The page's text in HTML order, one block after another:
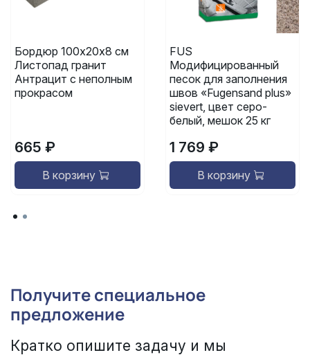
Бордюр 100х20х8 см
Листопад гранит
Антрацит с неполным
прокрасом
665 ₽
В корзину
FUS
Модифицированный
песок для заполнения
швов «Fugensand plus»
sievert, цвет серо-
белый, мешок 25 кг
1 769 ₽
В корзину
Получите специальное
предложение
Кратко опишите задачу и мы